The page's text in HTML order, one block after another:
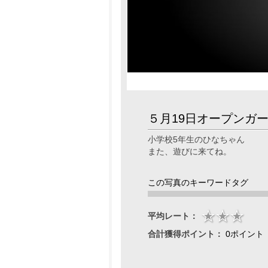
５月19日オープンガ
小学校5年生のひなちゃん
また、遊びに来てね。
この写真のキーワードタグ
平均レート：
合計獲得ポイント： 0ポイント